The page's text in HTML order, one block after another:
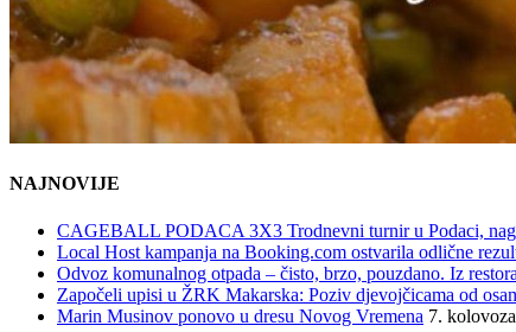
NAJNOVIJE
CAGEBALL PODACA 3X3 Trodnevni turnir u Podaci,
Local Host kampanja na Booking.com ostvarila odlične
Odvoz komunalnog otpada – čisto, brzo, pouzdano. Iz
Započeli upisi u ŽRK Makarska: Poziv djevojčicama od
Marin Musinov ponovo u dresu Novog Vremena 7.